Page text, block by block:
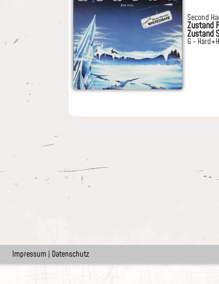
Second
Zustand
Zustand
G -
Impressum | Datenschutz